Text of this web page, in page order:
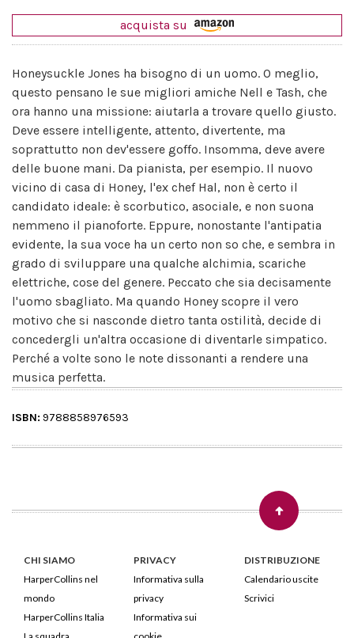
acquista su
Honeysuckle Jones ha bisogno di un uomo. O meglio,
questo pensano le sue migliori amiche Nell e Tash, che
ora hanno una missione: aiutarla a trovare quello giusto.
Deve essere intelligente, attento, divertente, ma
soprattutto non dev'essere goffo. Insomma, deve avere
delle buone mani. Da pianista, per esempio. Il nuovo
vicino di casa di Honey, l'ex chef Hal, non è certo il
candidato ideale: è scorbutico, asociale, e non suona
nemmeno il pianoforte. Eppure, nonostante l'antipatia
evidente, la sua voce ha un certo non so che, e sembra in
grado di sviluppare una qualche alchimia, scariche
elettriche, cose del genere. Peccato che sia decisamente
l'uomo sbagliato. Ma quando Honey scopre il vero
motivo che si nasconde dietro tanta ostilità, decide di
concedergli un'altra occasione di diventarle simpatico.
Perché a volte sono le note dissonanti a rendere una
musica perfetta.
ISBN: 9788858976593
CHI SIAMO
HarperCollins nel
mondo
HarperCollins Italia
PRIVACY
Informativa sulla
privacy
Informativa sui
DISTRIBUZIONE
Calendario uscite
Scrivici